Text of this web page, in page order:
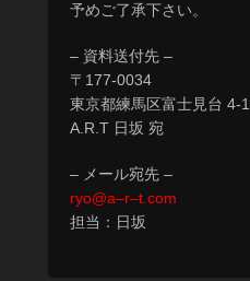
y
-
n
e
t
o
r
k
予めご了承下さい。
– 資料送付先 –
〒177-0034
東京都練馬区富士見台 4-
A.R.T 日坂 宛
– メール宛先 –
ryo@a–r–t.com
担当：日坂